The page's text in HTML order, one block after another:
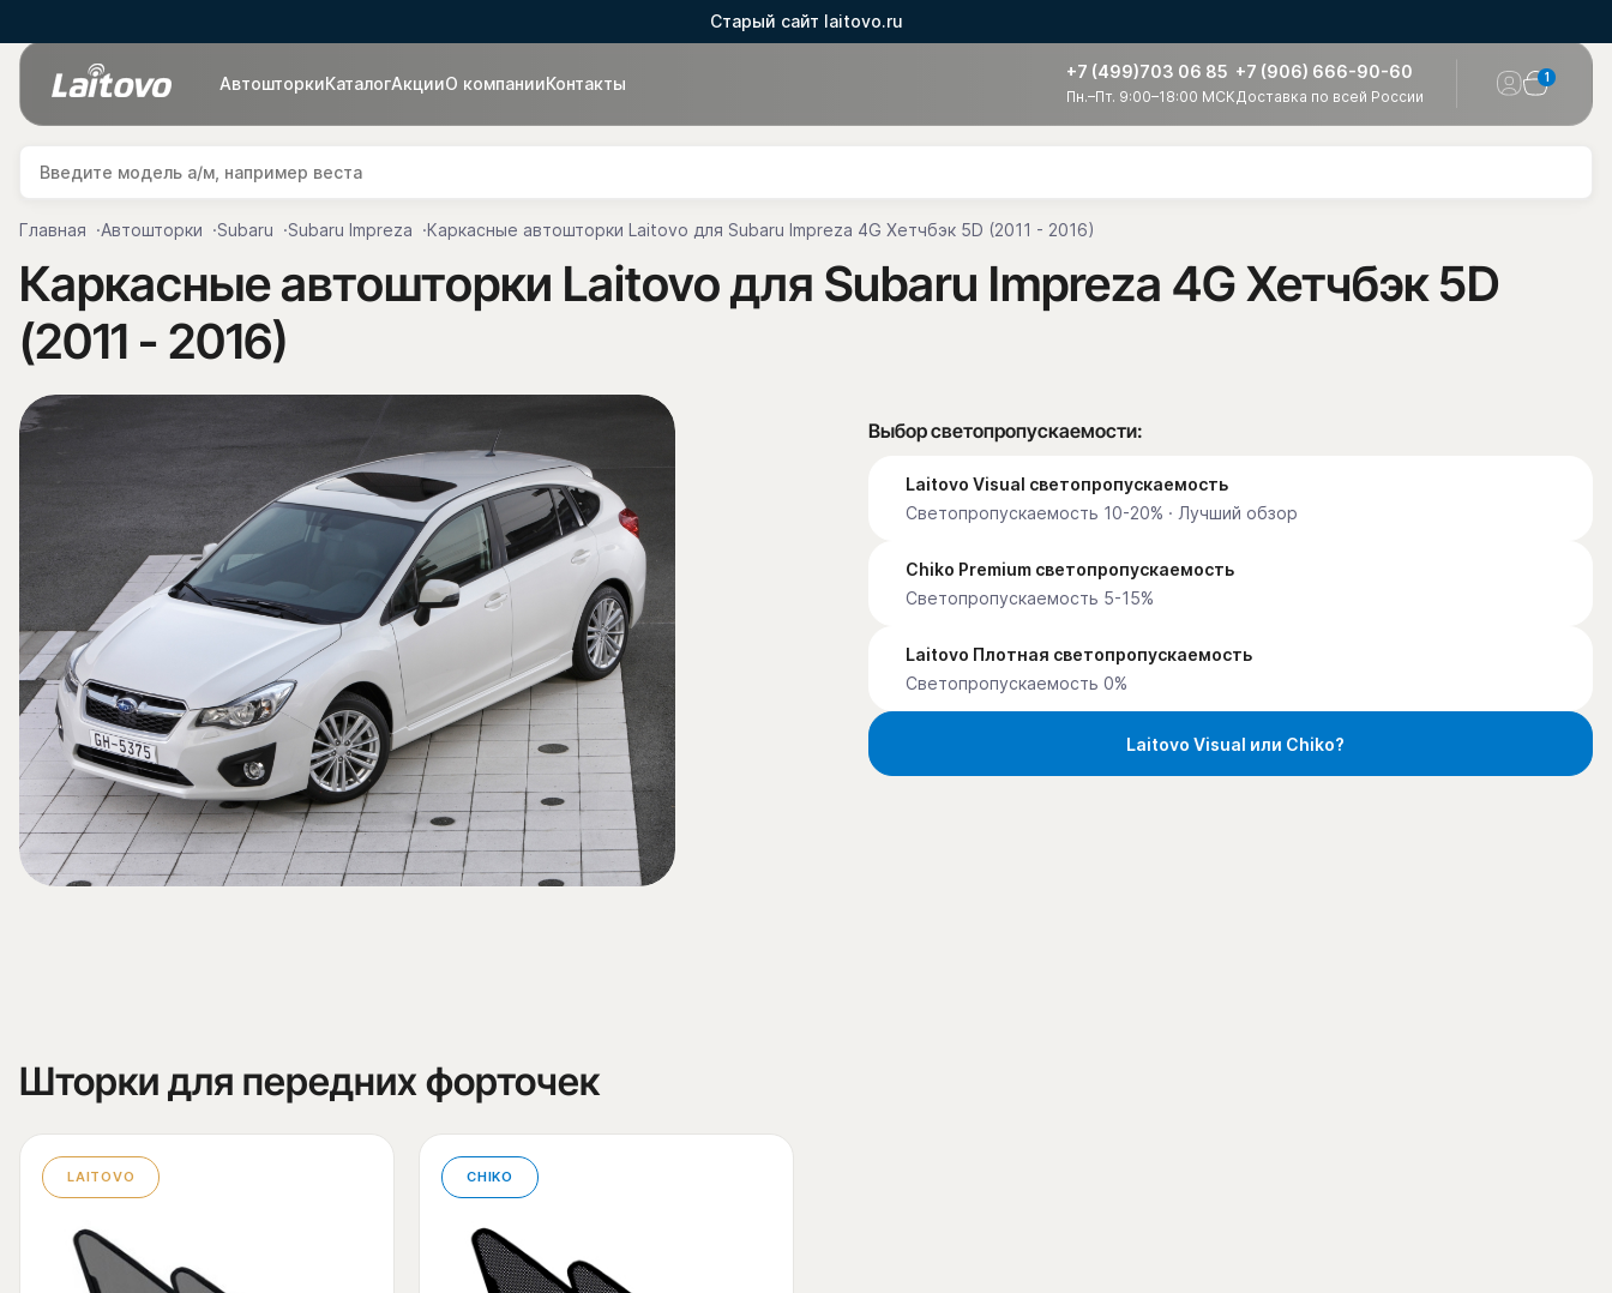
Старый сайт laitovo.ru
АвтошторкиКаталогАкцииО компанииКонтакты
+7 (499)703 06 85
Пн.–Пт. 9:00–18:00 МСК
+7 (906) 666-90-60
Доставка по всей России
1
Главная Автошторки Subaru Subaru Impreza Каркасные автошторки Laitovo для Subaru Impreza 4G Хетчбэк 5D (2011 - 2016)
Каркасные автошторки Laitovo для Subaru Impreza 4G Хетчбэк 5D
(2011 - 2016)
Выбор светопропускаемости:
Laitovo Visual светопропускаемость
Светопропускаемость 10-20% · Лучший обзор
Chiko Premium светопропускаемость
Светопропускаемость 5-15%
Laitovo Плотная светопропускаемость
Светопропускаемость 0%
Laitovo Visual или Chiko?
Шторки для передних форточек
LAITOVO CHIKO